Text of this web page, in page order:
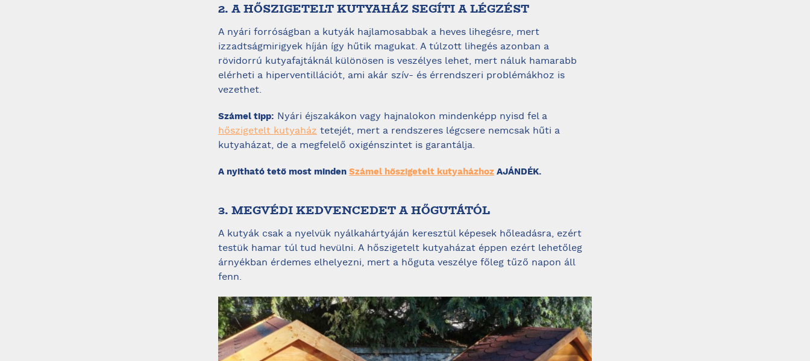
2. A HŐSZIGETELT KUTYAHÁZ SEGÍTI A LÉGZÉST
A nyári forróságban a kutyák hajlamosabbak a heves lihegésre, mert
izzadtságmirigyek híján így hűtik magukat. A túlzott lihegés azonban a
rövidorrú kutyafajtáknál különösen is veszélyes lehet, mert náluk hamarabb
elérheti a hiperventillációt, ami akár szív- és érrendszeri problémákhoz is
vezethet.
Számel tipp: Nyári éjszakákon vagy hajnalokon mindenképp nyisd fel a
hőszigetelt kutyaház tetejét, mert a rendszeres légcsere nemcsak hűti a
kutyaházat, de a megfelelő oxigénszintet is garantálja.
A nyitható tető most minden Számel hőszigetelt kutyaházhoz AJÁNDÉK.
3. MEGVÉDI KEDVENCEDET A HŐGUTÁTÓL
A kutyák csak a nyelvük nyálkahártyáján keresztül képesek hőleadásra, ezért
testük hamar túl tud hevülni. A hőszigetelt kutyaházat éppen ezért lehetőleg
árnyékban érdemes elhelyezni, mert a hőguta veszélye főleg tűző napon áll
fenn.